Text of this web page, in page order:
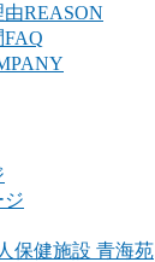
由REASON
FAQ
ジ
保健施設 青海苑